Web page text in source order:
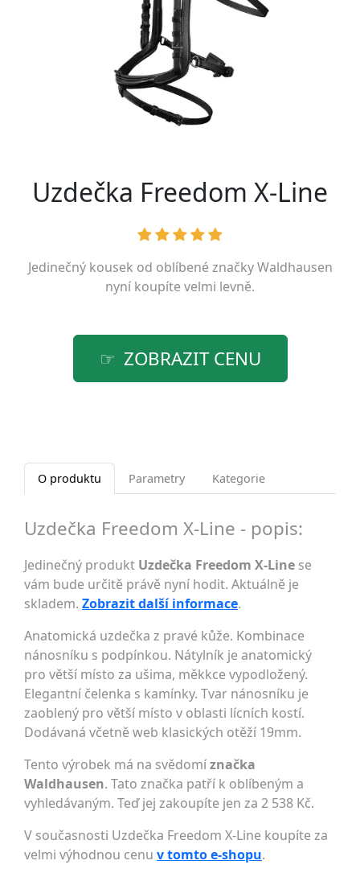
Uzdečka Freedom X-Line
Jedinečný kousek od oblíbené značkyWaldhausen
nyní koupíte velmi levně.
ZOBRAZIT CENU
O produktu Parametry Kategorie
Uzdečka Freedom X-Line - popis:
Jedinečný produkt Uzdečka Freedom X-Line se
vám bude určitě právě nyní hodit. Aktuálně je
skladem. Zobrazit další informace.
Anatomická uzdečka z pravé kůže. Kombinace
nánosníku s podpínkou. Nátylník je anatomický
pro větší místo za ušima, měkkce vypodložený.
Elegantní čelenka s kamínky. Tvar nánosníku je
zaoblený pro větší místo v oblasti lícních kostí.
Dodávaná včetně web klasických otěží 19mm.
Tento výrobek má na svědomíznačka
Waldhausen. Tato značka patří k oblíbeným a
vyhledávaným. Teď jej zakoupíte jen za 2 538 Kč.
V současnosti Uzdečka Freedom X-Line koupíte za
velmi výhodnou cenu v tomto e-shopu.